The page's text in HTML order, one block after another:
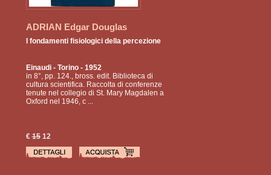
ADRIAN Edgar Douglas
I fondamenti fisiologici della percezione
Einaudi- Torino - 1952
in 8°, pp. 124., bross. edit. Biblioteca di
cultura scientifica. Raccolta di conferenze
tenute nel collegio di St. Mary Magdalen a
Oxford nel 1946, c ...
€1512